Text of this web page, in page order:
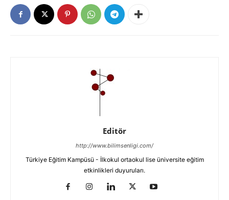
Editör
http://www.bilimsenligi.com/
Türkiye Eğitim Kampüsü - İlkokul ortaokul lise üniversite eğitim
etkinlikleri duyuruları.